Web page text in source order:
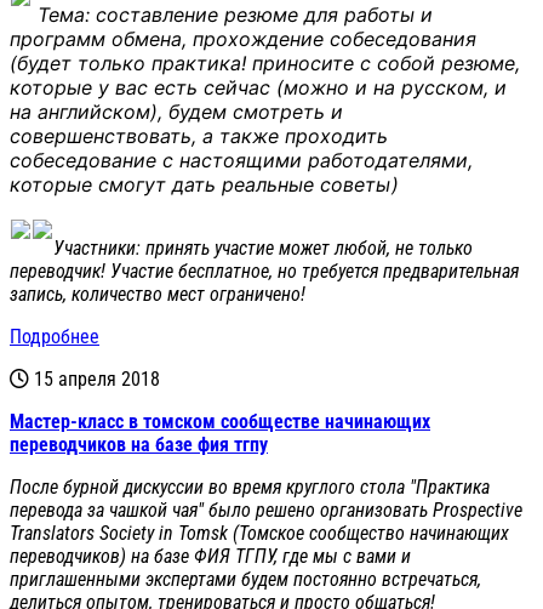
Тема: составление резюме для работы и
программ обмена, прохождение собеседования
(будет только практика! приносите с собой резюме,
которые у вас есть сейчас (можно и на русском, и
на английском), будем смотреть и
совершенствовать, а также проходить
собеседование с настоящими работодателями,
которые смогут дать реальные советы)
Участники: принять участие может любой, не только
переводчик! Участие бесплатное, но требуется предварительная
запись, количество мест ограничено!
Подробнее
15 апреля 2018
Мастер-класс в томском сообществе начинающих
переводчиков на базе фия тгпу
После бурной дискуссии во время круглого стола "Практика
перевода за чашкой чая" было решено организовать Prospective
Translators Society in Tomsk (Томское сообщество начинающих
переводчиков) на базе ФИЯ ТГПУ, где мы с вами и
приглашенными экспертами будем постоянно встречаться,
делиться опытом, тренироваться и просто общаться!